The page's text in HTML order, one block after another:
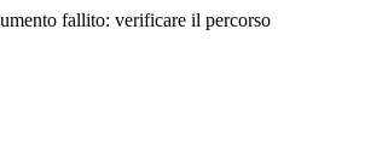
fallito: verificare il percorso